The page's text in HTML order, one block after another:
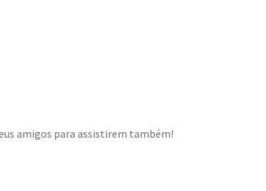
amigos para assistirem também!